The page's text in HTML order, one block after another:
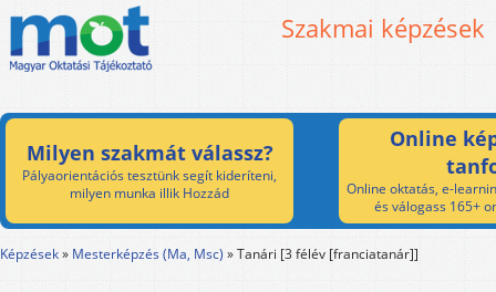
Szakmai képzések
Milyen szakmát válassz?
Pályaorientációs tesztünk segít kideríteni,
milyen munka illik Hozzád
Online
Online oktatás, e-
és válogass 165+
Képzések» Mesterképzés (Ma, Msc) »Tanári [3 félév [franciatanár]]